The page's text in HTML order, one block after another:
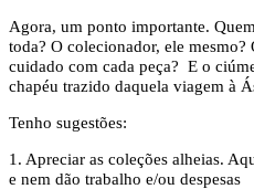
Agora, um ponto importante.
toda? O colecionador, ele
cuidado com cada peça? E o
chapéu trazido daquela viagem à
Tenho sugestões:
1. Apreciar as coleções alheias.
e nem dão trabalho e/ou despesas